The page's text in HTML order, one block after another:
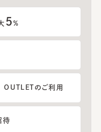
5%
のご利用
待